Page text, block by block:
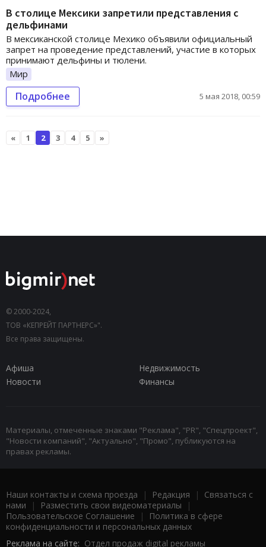
В столице Мексики запретили представления с
дельфинами
В мексиканской столице Мехико объявили официальный
запрет на проведение представлений, участие в которых
принимают дельфины и тюлени.
Мир
Подробнее 5 мая 2018, 00:59
« 1 2 3 4 5 »
© 2000-2024,
ТОВ «КЕПРЕЙТ ПАРТНЕРС»".
Все права защищены.
Афиша
Недвижимость
Новости
Финансы
Материалы, отмеченные знаками "Реклама", "PR", "Спецпроект",
"Новости компаний", "Актуально", "Промо", публикуются на
правах рекламы.
Наши контакты и схема проезда | Редакция | Связаться с
нами | Разместить свои видеоматериалы |
Пользовательское Соглашение |
Политика в сфере
конфиденциальности и персональных данных
Реклама на сайте: Отдел продаж digital рекламы